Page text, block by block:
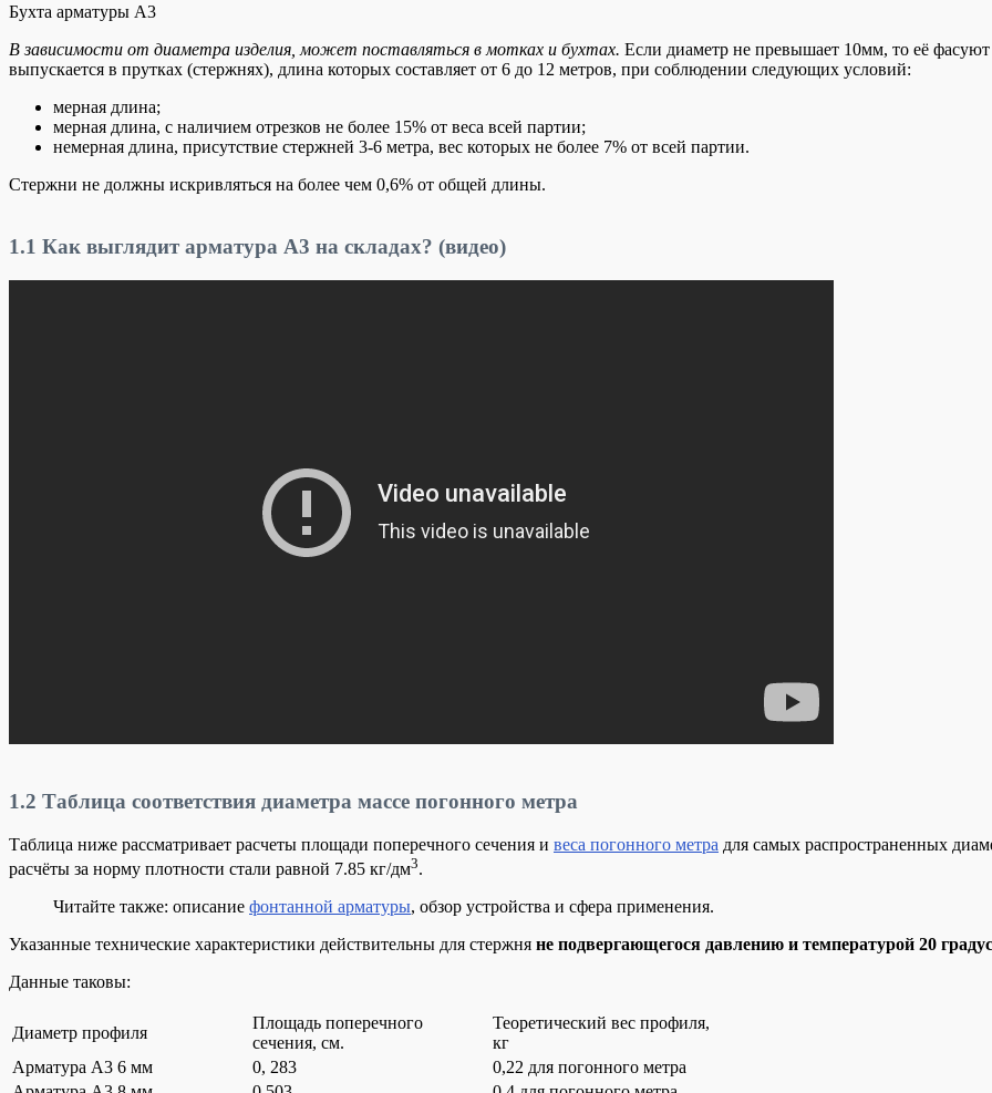
Бухта арматуры А3
В зависимости от диаметра изделия, может поставляться в мотках и бухтах. Если диаметр не превышает 10мм, то её
выпускается в прутках (стержнях), длина которых составляет от 6 до 12 метров, при соблюдении следующих условий:
мерная длина;
мерная длина, с наличием отрезков не более 15% от веса всей партии;
немерная длина, присутствие стержней 3-6 метра, вес которых не более 7% от всей партии.
Стержни не должны искривляться на более чем 0,6% от общей длины.
1.1 Как выглядит арматура А3 на складах? (видео)
1.2 Таблица соответствия диаметра массе погонного метра
Таблица ниже рассматривает расчеты площади поперечного сечения и веса погонного метра для самых распространенных
расчёты за норму плотности стали равной 7.85 кг/дм3.
Читайте также: описание фонтанной арматуры, обзор устройства и сфера применения.
Указанные технические характеристики действительны для стержня не подвергающегося давлению и температурой 20
Данные таковы:
Диаметр профиля
Площадь поперечного
сечения, см.
Теоретический вес профиля,
кг
Арматура А3 6 мм
0, 283
0,22 для погонного метра